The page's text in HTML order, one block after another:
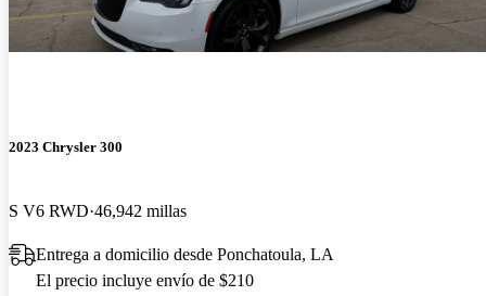
2023 Chrysler 300
S V6 RWD 46,942 millas
Entrega a domicilio desde Ponchatoula, LA
El precio incluye envío de $210